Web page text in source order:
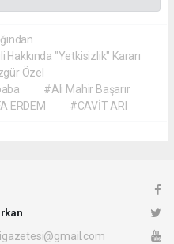
"Yetkisizlik" Kararı
Özel
#Ali Mahir Başarır
ERDEM #CAVİT ARI